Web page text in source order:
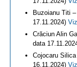
Buzoianu Titi
17.11.2024)
Crăciun Alin
data
Cojocaru
16.11.2024)